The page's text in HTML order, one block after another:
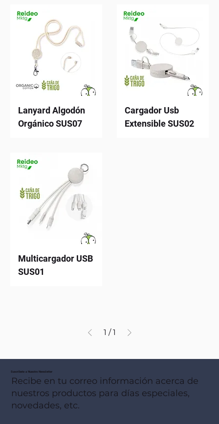
Lanyard Algodón
Orgánico SUS07
Cargador Usb
Extensible SUS02
Multicargador USB
SUS01
1 / 1
Suscribete a Nuestro Newsletter
Recibe en tu correo información acerca de
nuestros productos para días especiales,
novedades, etc.